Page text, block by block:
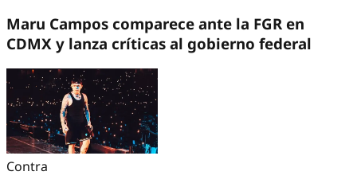
Maru Campos comparece ante la FGR en
CDMX y lanza críticas al gobierno federal
Contra